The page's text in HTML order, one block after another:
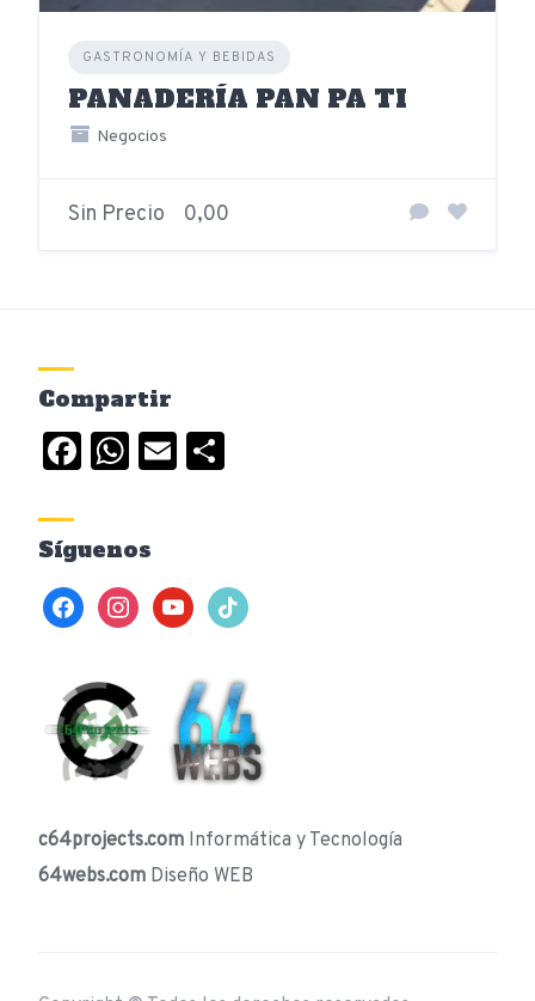
GASTRONOMÍA Y BEBIDAS
PANADERÍA PAN PA TI
Negocios
Sin Precio 0,00
Compartir
Facebook
WhatsApp
Email
Síguenos
facebookinstagramyoutubetiktok
c64projects.com Informática y Tecnología
64webs.com Diseño WEB